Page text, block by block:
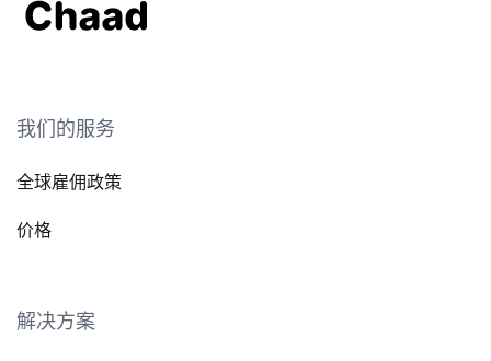
我们的服务
全球雇佣政策
价格
解决方案